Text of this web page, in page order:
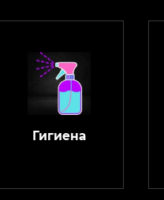
Гигиена